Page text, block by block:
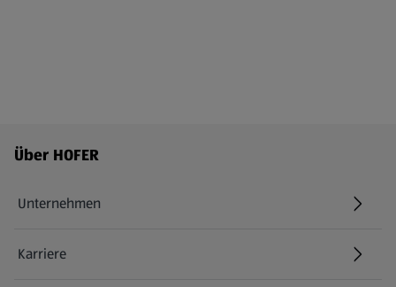
Fußzeilenmenü - weitere Links
Über HOFER
Unternehmen
Karriere
(öffnet in einem neuen Tab)